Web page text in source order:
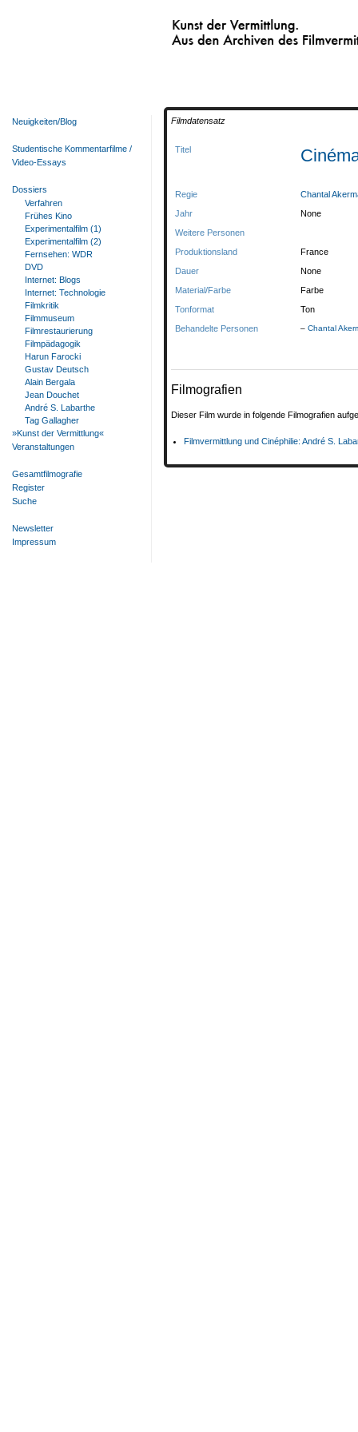
Kunst der Vermittlung.
Aus den Archiven des Filmvermittelnden
Neuigkeiten/Blog
Studentische Kommentarfilme /
Video-Essays
Dossiers
Verfahren
Frühes Kino
Experimentalfilm (1)
Experimentalfilm (2)
Fernsehen: WDR
DVD
Internet: Blogs
Internet: Technologie
Filmkritik
Filmmuseum
Filmrestaurierung
Filmpädagogik
Harun Farocki
Gustav Deutsch
Alain Bergala
Jean Douchet
André S. Labarthe
Tag Gallagher
»Kunst der Vermittlung«
Veranstaltungen
Gesamtfilmografie
Register
Suche
Newsletter
Impressum
Filmdatensatz
Titel
Regie
Chantal
Jahr
None
Weitere Personen
Produktionsland
France
Dauer
None
Material/Farbe
Farbe
Tonformat
Ton
Behandelte Personen
Chantal
Filmografien
Dieser Film wurde in folgende Filmografien
Filmvermittlung und Cinéphilie: André S.